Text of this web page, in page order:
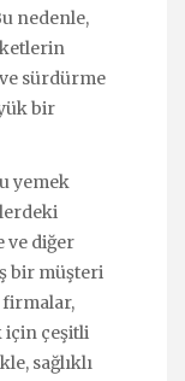
nedenle,
sürdürme
bir
yemek
ve diğer
bir müşteri
firmalar,
için çeşitli
sağlıklı